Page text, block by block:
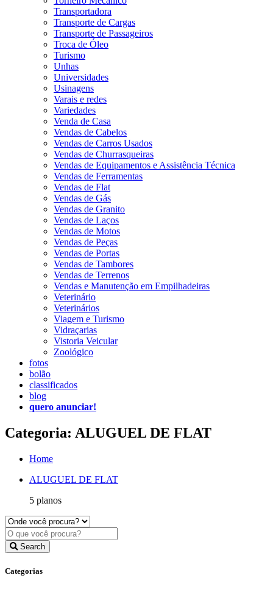
Transportadora
Transporte de Cargas
Transporte de Passageiros
Troca de Óleo
Turismo
Unhas
Universidades
Usinagens
Varais e redes
Variedades
Venda de Casa
Vendas de Cabelos
Vendas de Carros Usados
Vendas de Churrasqueiras
Vendas de Equipamentos e Assistência Técnica
Vendas de Ferramentas
Vendas de Flat
Vendas de Gás
Vendas de Granito
Vendas de Laços
Vendas de Motos
Vendas de Peças
Vendas de Portas
Vendas de Tambores
Vendas de Terrenos
Vendas e Manutenção em Empilhadeiras
Veterinário
Veterinários
Viagem e Turismo
Vidraçarias
Vistoria Veicular
Zoológico
fotos
bolão
classificados
blog
quero anunciar!
Categoria: ALUGUEL DE FLAT
Home
ALUGUEL DE FLAT
5 planos
Search
Categorias